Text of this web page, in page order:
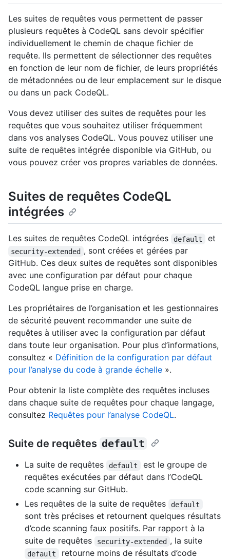
Les suites de requêtes vous permettent de passer
plusieurs requêtes à CodeQL sans devoir spécifier
individuellement le chemin de chaque fichier de
requête. Ils permettent de sélectionner des requêtes
en fonction de leur nom de fichier, de leurs propriétés
de métadonnées ou de leur emplacement sur le disque
ou dans un pack CodeQL.
Vous devez utiliser des suites de requêtes pour les
requêtes que vous souhaitez utiliser fréquemment
dans vos analyses CodeQL. Vous pouvez utiliser une
suite de requêtes intégrée disponible via GitHub, ou
vous pouvez créer vos propres variables de données.
Suites de requêtes CodeQL
intégrées
Les suites de requêtes CodeQL intégrées default et
security-extended , sont créées et gérées par
GitHub. Ces deux suites de requêtes sont disponibles
avec une configuration par défaut pour chaque
CodeQL langue prise en charge.
Les propriétaires de l’organisation et les gestionnaires
de sécurité peuvent recommander une suite de
requêtes à utiliser avec la configuration par défaut
dans toute leur organisation. Pour plus d’informations,
consultez « Définition de la configuration par défaut
pour l’analyse du code à grande échelle ».
Pour obtenir la liste complète des requêtes incluses
dans chaque suite de requêtes pour chaque langage,
consultez Requêtes pour l’analyse CodeQL.
Suite de requêtes default
La suite de requêtes default
est le groupe de
requêtes exécutées par défaut dans l’CodeQL
code scanning sur GitHub.
Les requêtes de la suite de requêtes
default
sont très précises et retournent quelques résultats
d’code scanning faux positifs. Par rapport à la
suite de requêtes
security-extended , la suite
default
retourne moins de résultats d’code